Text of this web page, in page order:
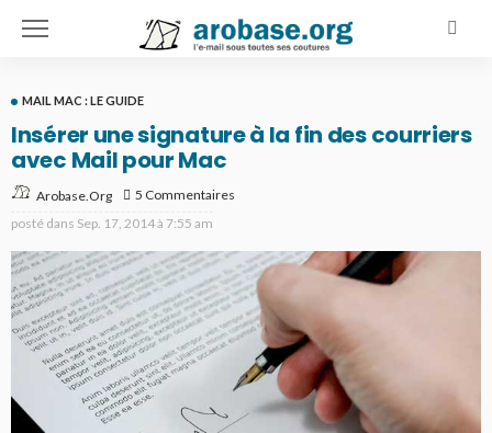
MAIL MAC : LE GUIDE
Insérer une signature à la fin des courriers
avec Mail pour Mac
Arobase.org
5 Commentaires
posté dans Sep. 17, 2014 à 7:55 am